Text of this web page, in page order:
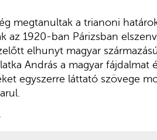
megtanultak a trianoni
az 1920-ban Párizsban
elhunyt magyar
András a magyar fájdalmat
egyszerre láttató szövege